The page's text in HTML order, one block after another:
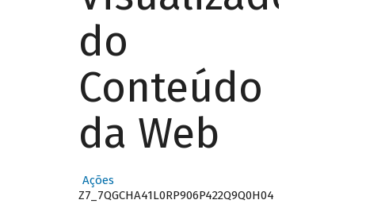
do
Conteúdo
da Web
Ações
Z7_7QGCHA41L0RP906P422Q9Q0H04